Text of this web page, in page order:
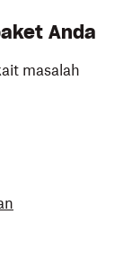
Anda
masalah